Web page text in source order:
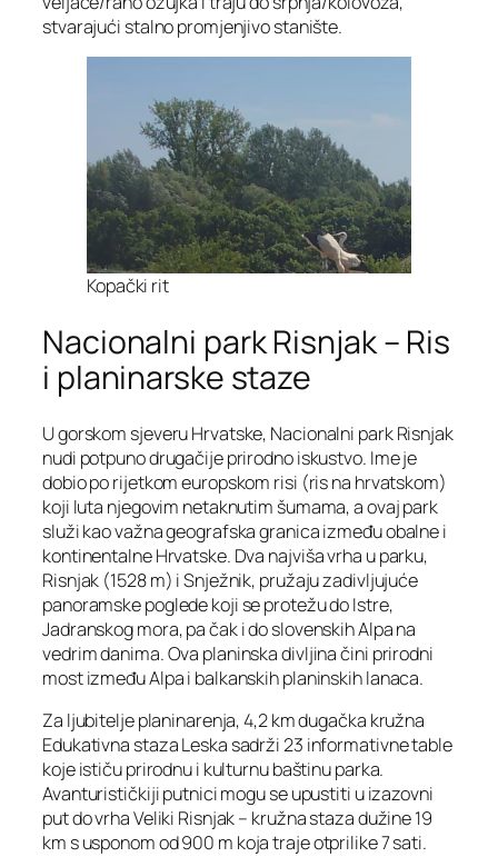
stvarajući stalno promjenjivo stanište.
Kopački rit
Nacionalni park Risnjak – Ris
i planinarske staze
U gorskom sjeveru Hrvatske, Nacionalni park Risnjak
nudi potpuno drugačije prirodno iskustvo. Ime je
dobio po rijetkom europskom risi (ris na hrvatskom)
koji luta njegovim netaknutim šumama, a ovaj park
služi kao važna geografska granica između obalne i
kontinentalne Hrvatske. Dva najviša vrha u parku,
Risnjak (1528 m) i Snježnik, pružaju zadivljujuće
panoramske poglede koji se protežu do Istre,
Jadranskog mora, pa čak i do slovenskih Alpa na
vedrim danima. Ova planinska divljina čini prirodni
most između Alpa i balkanskih planinskih lanaca.
Za ljubitelje planinarenja, 4,2 km dugačka kružna
Edukativna staza Leska sadrži 23 informativne table
koje ističu prirodnu i kulturnu baštinu parka.
Avanturističkiji putnici mogu se upustiti u izazovni
put do vrha Veliki Risnjak – kružna staza dužine 19
km s usponom od 900 m koja traje otprilike 7 sati.